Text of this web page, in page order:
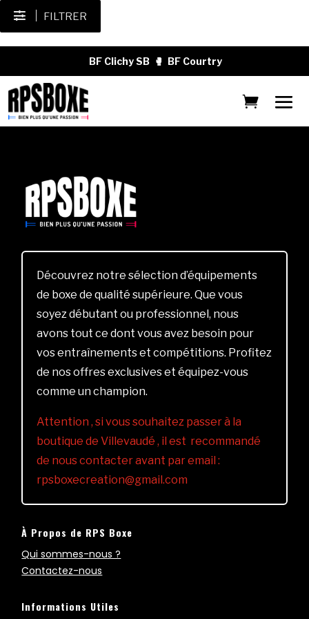
FILTRER
BF Clichy SB 🥊 BF Courtry
Découvrez notre sélection d’équipements
de boxe de qualité supérieure. Que vous
soyez débutant ou professionnel, nous
avons tout ce dont vous avez besoin pour
vos entraînements et compétitions. Profitez
de nos offres exclusives et équipez-vous
comme un champion.
Attention , si vous souhaitez passer à la
boutique de Villevaudé , il est recommandé
de nous contacter avant par email :
rpsboxecreation@gmail.com
À Propos de RPS Boxe
Qui sommes-nous ?
Contactez-nous
Informations Utiles